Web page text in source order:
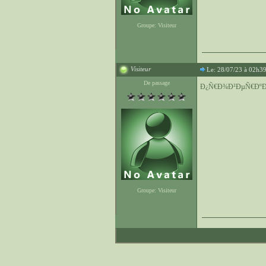
Groupe: Visiteur
Visiteur Le: 28/07/23 à 02h39
De passage
Groupe: Visiteur